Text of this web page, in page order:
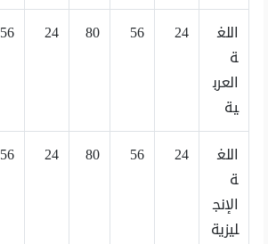
اللغ
ة
العرب
ية
24
56
80
24
56
اللغ
ة
الإنج
ليزية
24
56
80
24
56